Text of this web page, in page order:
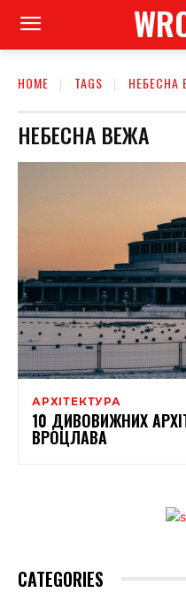
HOME TAGS НЕБЕСНА
НЕБЕСНА ВЕЖА
АРХІТЕКТУРА
10 ДИВОВИЖНИХ
ВРОЦЛАВА
CATEGORIES